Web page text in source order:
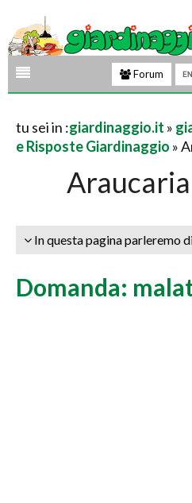
Forum
tu sei in :giardinaggio.it »
e Risposte Giardinaggio »
In questa pagina parleremo
Domanda: